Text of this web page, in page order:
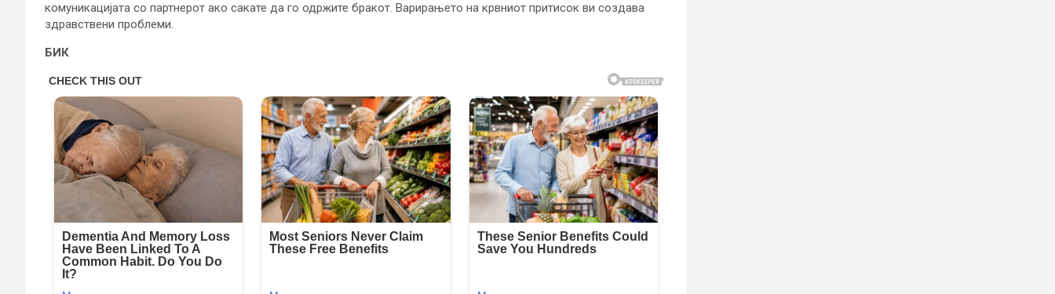
комуникацијата со партнерот ако сакате да го одржите бракот. Варирањето на крвниот притисок ви создава
здравствени проблеми.
БИК